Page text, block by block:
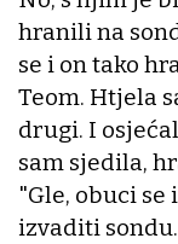
hranili na
se i on tako
Teom. Htjela
drugi. I
sam sjedila,
"Gle, obuci se
izvaditi